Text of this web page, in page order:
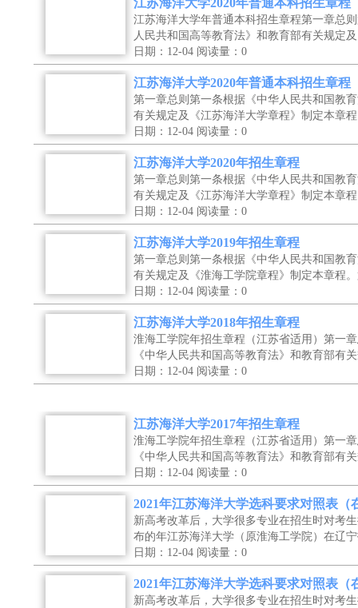
江苏海洋大学年普通本科招生章程第一章总
人民共和国高等教育法》和教育部有关规
日期：12-04 阅读量：0
江苏海洋大学2020年普通本科招生章程
第一章总则第一条根据《中华人民共和国教
有关规定及《江苏海洋大学章程》制定本章
日期：12-04 阅读量：0
江苏海洋大学2020年招生章程
第一章总则第一条根据《中华人民共和国教
有关规定及《江苏海洋大学章程》制定本章
日期：12-04 阅读量：0
江苏海洋大学2019年招生章程
第一章总则第一条根据《中华人民共和国教
有关规定及《淮海工学院章程》制定本章程
日期：12-04 阅读量：0
江苏海洋大学2018年招生章程
淮海工学院年招生章程（江苏省适用）第一
《中华人民共和国高等教育法》和教育部
日期：12-04 阅读量：0
江苏海洋大学2017年招生章程
淮海工学院年招生章程（江苏省适用）第一
《中华人民共和国高等教育法》和教育部
日期：12-04 阅读量：0
2021年江苏海洋大学选科要求对照表（
新高考改革后，大学很多专业在招生时对考
布的年江苏海洋大学（原淮海工学院）在辽
日期：12-04 阅读量：0
2021年江苏海洋大学选科要求对照表（
新高考改革后，大学很多专业在招生时对考